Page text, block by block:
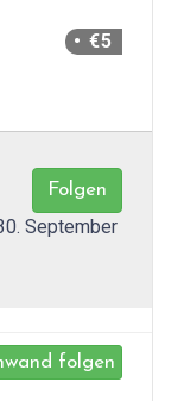
• €5
Folgen
September
folgen